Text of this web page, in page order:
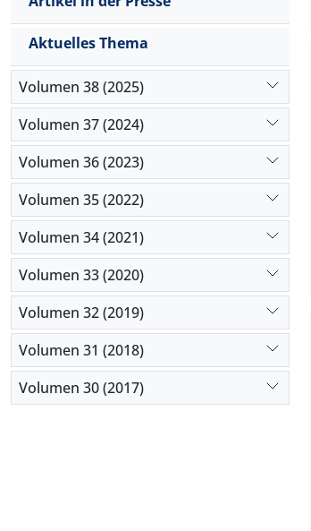
Aktuelles Thema
Volumen 38 (2025)
Volumen 37 (2024)
Volumen 36 (2023)
Volumen 35 (2022)
Volumen 34 (2021)
Volumen 33 (2020)
Volumen 32 (2019)
Volumen 31 (2018)
Volumen 30 (2017)